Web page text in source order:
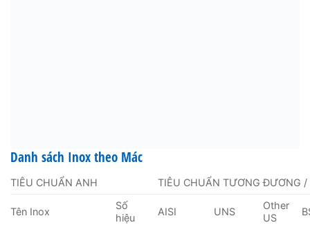
Danh sách Inox theo Mác
TIÊU CHUẨN ANH TIÊU CHUẨN TƯƠNG ĐƯƠNG /
Tên Inox
Số
hiệu
AISI UNS
Other
US